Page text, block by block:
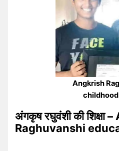
Angkrish
अंगकृष रघुवंशीकी शिक्षा
Raghuvanshi